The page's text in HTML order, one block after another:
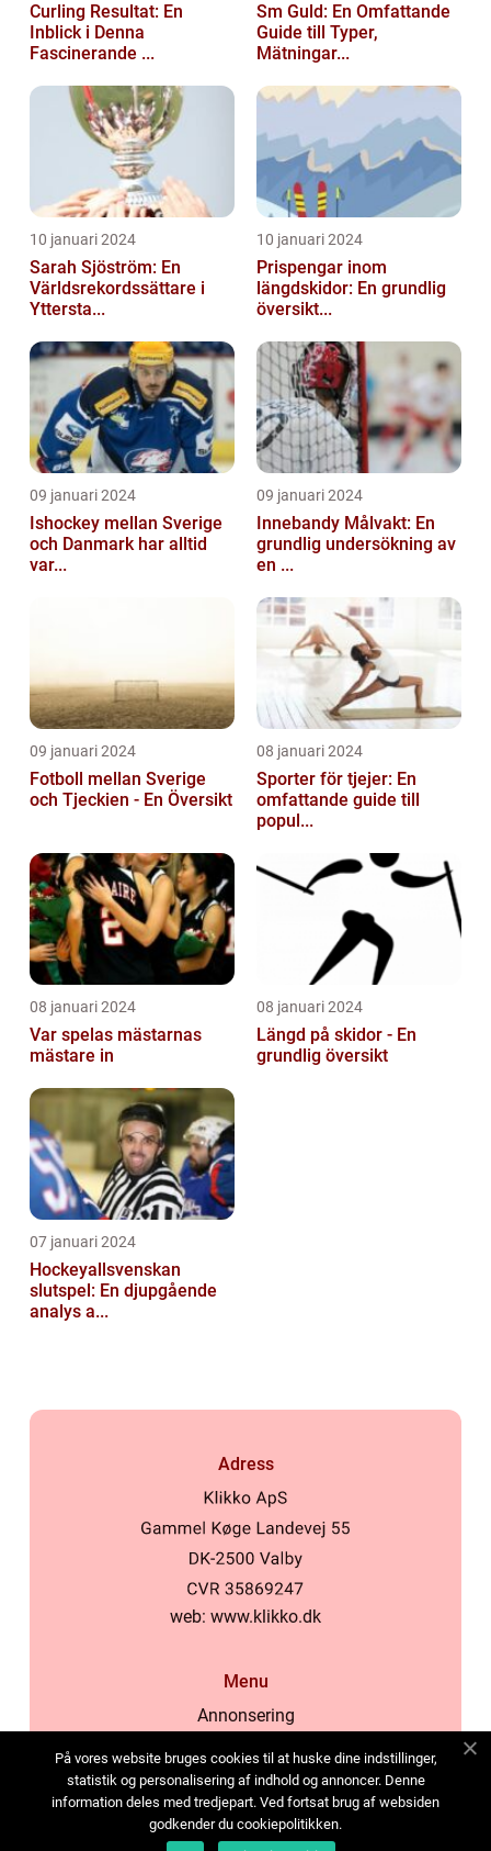
Curling Resultat: En
Inblick i Denna
Fascinerande ...
Sm Guld: En Omfattande
Guide till Typer,
Mätningar...
10 januari 2024
Sarah Sjöström: En
Världsrekordssättare i
Yttersta...
10 januari 2024
Prispengar inom
längdskidor: En grundlig
översikt...
09 januari 2024
Ishockey mellan Sverige
och Danmark har alltid
var...
09 januari 2024
Innebandy Målvakt: En
grundlig undersökning av
en ...
09 januari 2024
Fotboll mellan Sverige
och Tjeckien - En Översikt
08 januari 2024
Sporter för tjejer: En
omfattande guide till
popul...
08 januari 2024
Var spelas mästarnas
mästare in
08 januari 2024
Längd på skidor - En
grundlig översikt
07 januari 2024
Hockeyallsvenskan
slutspel: En djupgående
analys a...
Adress
web: www.klikko.dk
Menu
Annonsering
Cookies
Kontakta oss
Sitemap
På vores website bruges cookies til at huske dine indstillinger,
statistik og personalisering af indhold og annoncer. Denne
information deles med tredjepart. Ved fortsat brug af websiden
godkender du cookiepolitikken.